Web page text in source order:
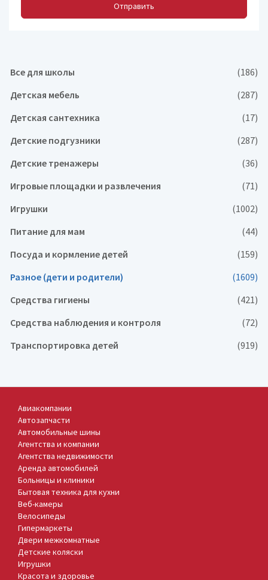
Отправить
Все для школы
(186)
Детская мебель
(287)
Детская сантехника
(17)
Детские подгузники
(287)
Детские тренажеры
(36)
Игровые площадки и развлечения
(71)
Игрушки
(1002)
Питание для мам
(44)
Посуда и кормление детей
(159)
Разное (дети и родители)
(1609)
Средства гигиены
(421)
Средства наблюдения и контроля
(72)
Транспортировка детей
(919)
Авиакомпании
Автозапчасти
Автомобильные шины
Агентства и компании
Агентства недвижимости
Аренда автомобилей
Больницы и клиники
Бытовая техника для кухни
Веб-камеры
Велосипеды
Гипермаркеты
Двери межкомнатные
Детские коляски
Игрушки
Красота и здоровье